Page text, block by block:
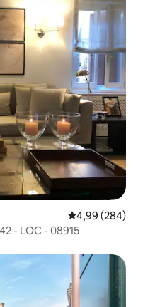
4,99 ud af 5 i
4,99 (284)
- LOC - 08915